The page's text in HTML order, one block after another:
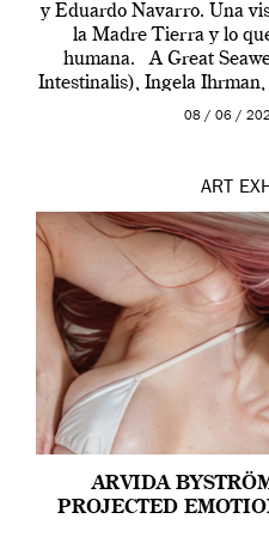
y Eduardo Navarro. Una
la Madre Tierra y lo
humana. A Great
Intestinalis), Ingela Ihrman,
Madrid y la
08 / 06 /
ART
ARVIDA
PROJECTED